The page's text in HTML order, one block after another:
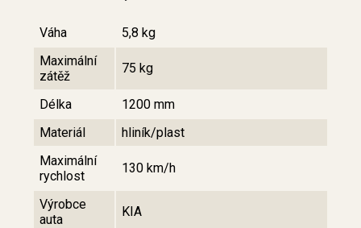
Váha
5,8 kg
Maximální
zátěž
75 kg
Délka
1200 mm
Materiál
hliník/plast
Maximální
rychlost
130 km/h
Výrobce
auta
KIA